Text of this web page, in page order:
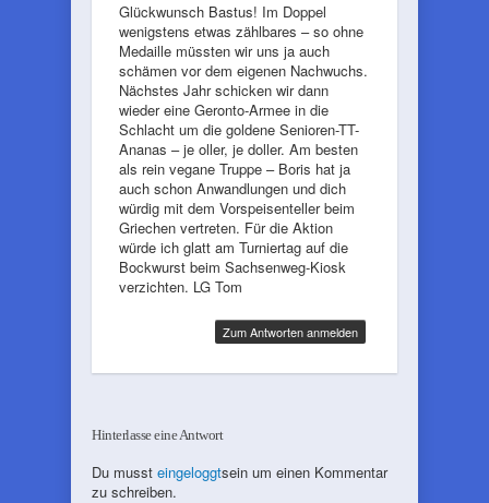
Glückwunsch Bastus! Im Doppel
wenigstens etwas zählbares – so ohne
Medaille müssten wir uns ja auch
schämen vor dem eigenen Nachwuchs.
Nächstes Jahr schicken wir dann
wieder eine Geronto-Armee in die
Schlacht um die goldene Senioren-TT-
Ananas – je oller, je doller. Am besten
als rein vegane Truppe – Boris hat ja
auch schon Anwandlungen und dich
würdig mit dem Vorspeisenteller beim
Griechen vertreten. Für die Aktion
würde ich glatt am Turniertag auf die
Bockwurst beim Sachsenweg-Kiosk
verzichten. LG Tom
Zum Antworten anmelden
Hinterlasse eine Antwort
Du musst eingeloggtsein um einen Kommentar
zu schreiben.